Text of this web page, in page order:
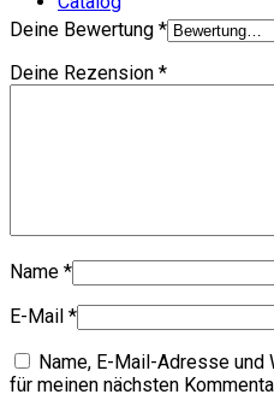
Deine Bewertung *
Deine Rezension *
Name *
E-Mail *
Name, E-Mail-Adresse
für meinen nächsten